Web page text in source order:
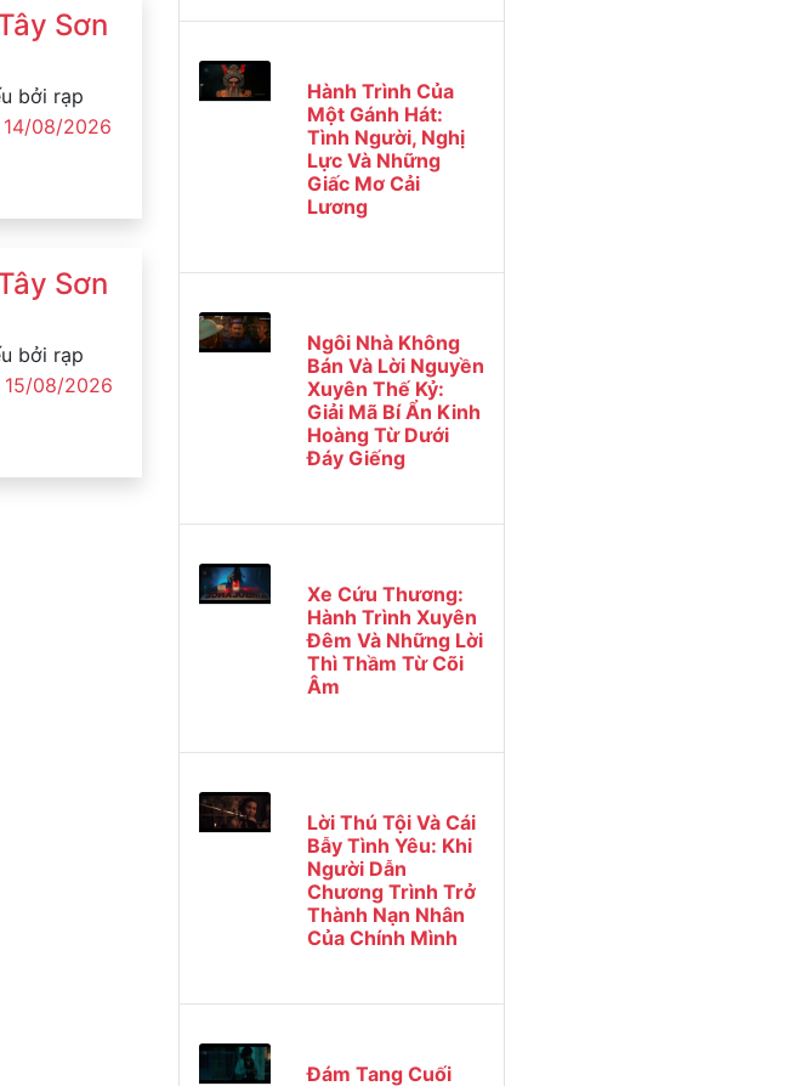
Sơn
bởi rạp
14/08/2026
Sơn
bởi rạp
15/08/2026
Hành Trình Của
Một Gánh Hát:
Tình Người, Nghị
Lực Và Những
Giấc Mơ Cải
Lương
Ngôi Nhà Không
Bán Và Lời Nguyền
Xuyên Thế Kỷ:
Giải Mã Bí Ẩn Kinh
Hoàng Từ Dưới
Đáy Giếng
Xe Cứu Thương:
Hành Trình Xuyên
Đêm Và Những Lời
Thì Thầm Từ Cõi
Âm
Lời Thú Tội Và Cái
Bẫy Tình Yêu: Khi
Người Dẫn
Chương Trình Trở
Thành Nạn Nhân
Của Chính Mình
Đám Tang Cuối